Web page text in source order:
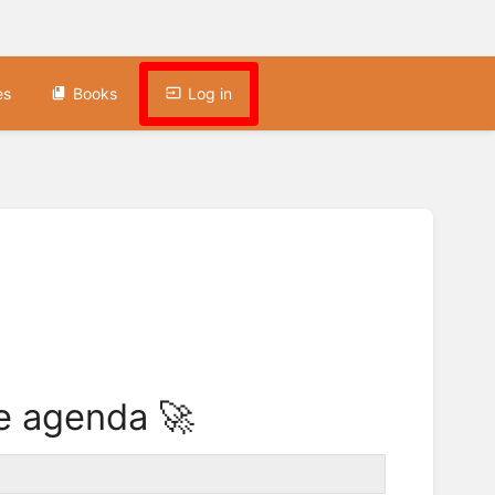
Books Log in
agenda 🚀